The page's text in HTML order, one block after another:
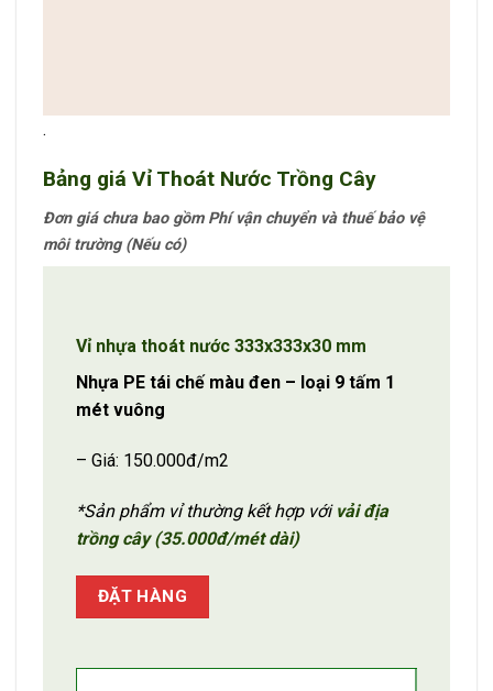
.
Bảng giá Vỉ Thoát Nước Trồng Cây
Đơn giá chưa bao gồm Phí vận chuyển và thuế bảo vệ
môi trường (Nếu có)
Vỉ nhựa thoát nước 333x333x30 mm
Nhựa PE tái chế màu đen – loại 9 tấm 1
mét vuông
– Giá: 150.000đ/m2
*Sản phẩm vỉ thường kết hợp với vải địa
trồng cây (35.000đ/mét dài)
ĐẶT HÀNG